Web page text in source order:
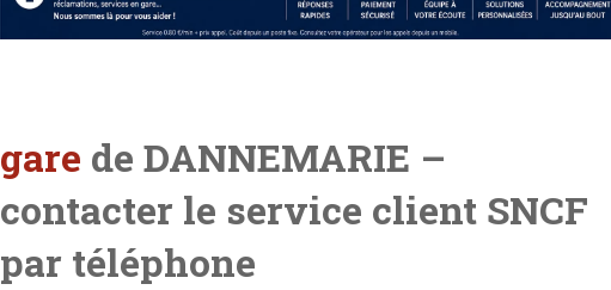
gare de DANNEMARIE –
contacter le service client SNCF
par téléphone